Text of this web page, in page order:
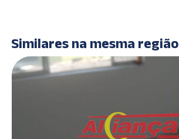
Similares na mesma região